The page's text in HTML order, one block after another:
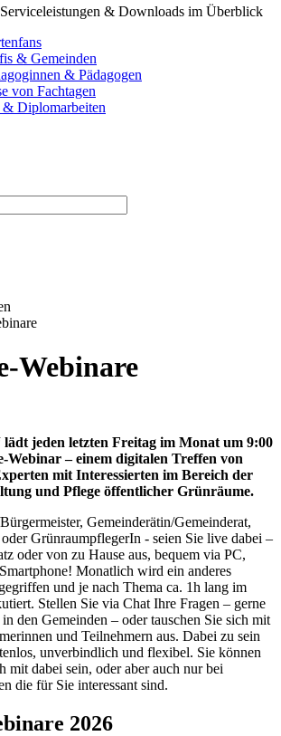
& Downloads im Überblick
& Gemeinden
& Pädagogen
von Fachtagen
& Diplomarbeiten
Webinare
jeden letzten Freitag im Monat um 9:00
Webinar – einem digitalen Treffen von
mit Interessierten im Bereich der
und Pflege öffentlicher Grünräume.
Gemeinderätin/Gemeinderat,
GrünraumpflegerIn - seien Sie live dabei –
oder von zu Hause aus, bequem via PC,
Monatlich wird ein anderes
und je nach Thema ca. 1h lang im
Stellen Sie via Chat Ihre Fragen – gerne
den Gemeinden – oder tauschen Sie sich mit
und Teilnehmern aus. Dabei zu sein
unverbindlich und flexibel. Sie können
mit dabei sein, oder aber auch nur bei
die für Sie interessant sind.
2026